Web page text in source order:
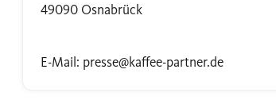
49090 Osnabrück
E-Mail: presse@kaffee-partner.de